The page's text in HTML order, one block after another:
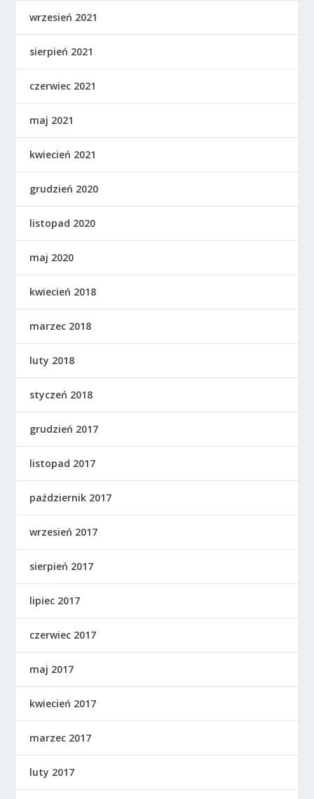
wrzesień 2021
sierpień 2021
czerwiec 2021
maj 2021
kwiecień 2021
grudzień 2020
listopad 2020
maj 2020
kwiecień 2018
marzec 2018
luty 2018
styczeń 2018
grudzień 2017
listopad 2017
październik 2017
wrzesień 2017
sierpień 2017
lipiec 2017
czerwiec 2017
maj 2017
kwiecień 2017
marzec 2017
luty 2017